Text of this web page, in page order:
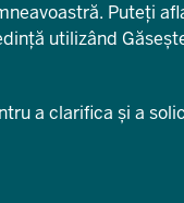
Puteți
utilizând
a clarifica și a